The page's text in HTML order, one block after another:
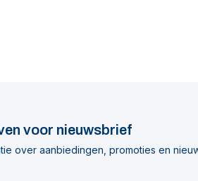
voor nieuwsbrief
over aanbiedingen, promoties en